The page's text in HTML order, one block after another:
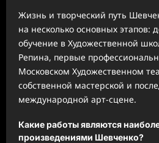
Жизнь и творческий путь
на несколько основных этапов:
обучение в Художественной
Репина, первые
Московском Художественном
собственной мастерской и
международной арт-сцене.
Какие работы являются
произведениями Шевченко?